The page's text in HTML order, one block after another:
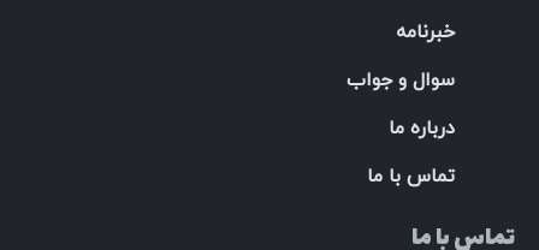
خبرنامه
سوال و جواب
درباره ما
تماس با ما
تماس با ما